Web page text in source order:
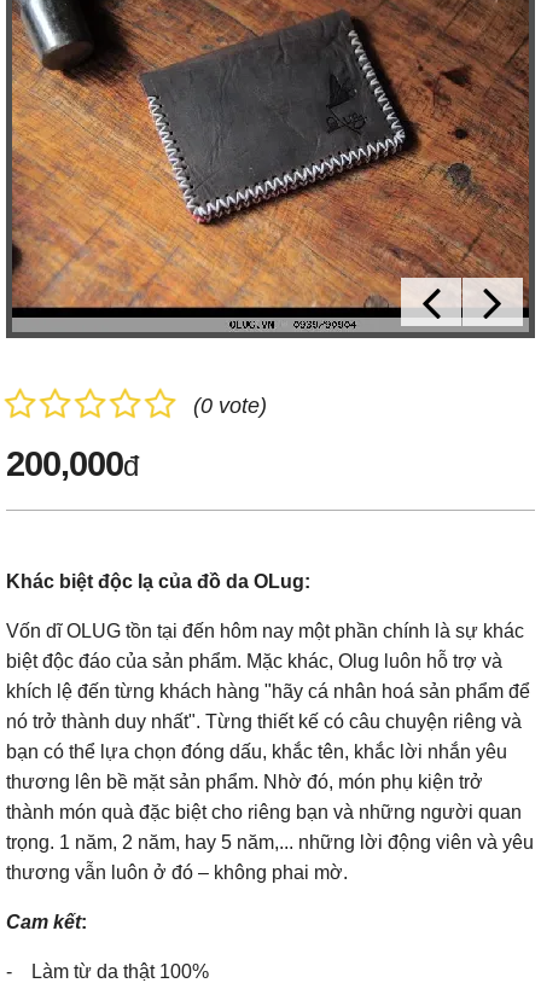
(0 vote)
200,000đ
Khác biệt độc lạ của đồ da OLug:
Vốn dĩ OLUG tồn tại đến hôm nay một phần chính là sự khác
biệt độc đáo của sản phẩm. Mặc khác, Olug luôn hỗ trợ và
khích lệ đến từng khách hàng "hãy cá nhân hoá sản phẩm để
nó trở thành duy nhất". Từng thiết kế có câu chuyện riêng và
bạn có thể lựa chọn đóng dấu, khắc tên, khắc lời nhắn yêu
thương lên bề mặt sản phẩm. Nhờ đó, món phụ kiện trở
thành món quà đặc biệt cho riêng bạn và những người quan
trọng. 1 năm, 2 năm, hay 5 năm,... những lời động viên và yêu
thương vẫn luôn ở đó – không phai mờ.
Cam kết:
- Làm từ da thật 100%